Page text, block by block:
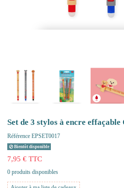
Set de 3 stylos à encre
Référence EPSET0017
Bientôt disponible
7,95 € TTC
0 produits disponibles